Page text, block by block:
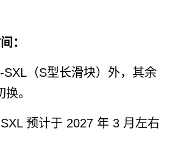
：
（S型长滑块）外，其余
。
预计于 2027 年 3 月左右